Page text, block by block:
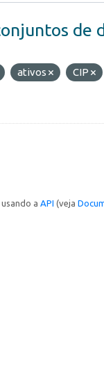
de
ativos
CIP
a API (veja